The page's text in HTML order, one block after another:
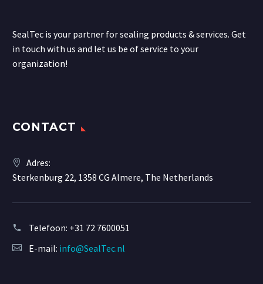
SealTec is your partner for sealing products & services. Get
in touch with us and let us be of service to your
organization!
CONTACT
Adres:
Sterkenburg 22, 1358 CG Almere, The Netherlands
Telefoon: +31 72 7600051
E-mail: info@SealTec.nl